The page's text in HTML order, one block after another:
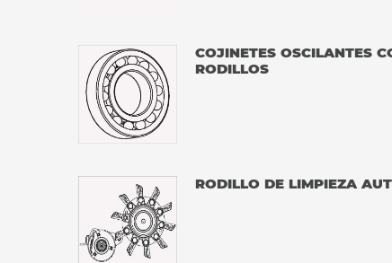
COJINETES OSCILANTES
RODILLOS
RODILLO DE LIMPIEZA